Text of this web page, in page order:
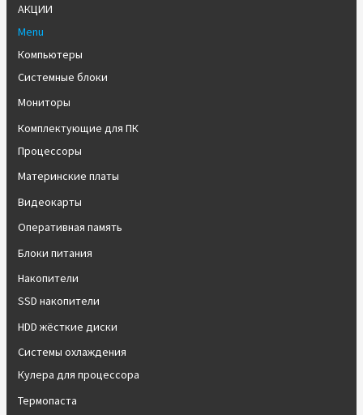
АКЦИИ
Menu
Компьютеры
Системные блоки
Мониторы
Комплектующие для ПК
Процессоры
Материнские платы
Видеокарты
Оперативная память
Блоки питания
Накопители
SSD накопители
HDD жёсткие диски
Системы охлаждения
Кулера для процессора
Термопаста